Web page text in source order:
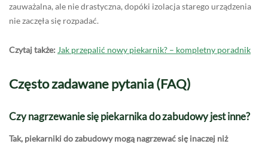
zauważalna, ale nie drastyczna, dopóki izolacja starego urządzenia
nie zaczęła się rozpadać.
Czytaj także: Jak przepalić nowy piekarnik? – kompletny poradnik
Często zadawane pytania (FAQ)
Czy nagrzewanie się piekarnika do zabudowy jest inne?
Tak, piekarniki do zabudowy mogą nagrzewać się inaczej niż